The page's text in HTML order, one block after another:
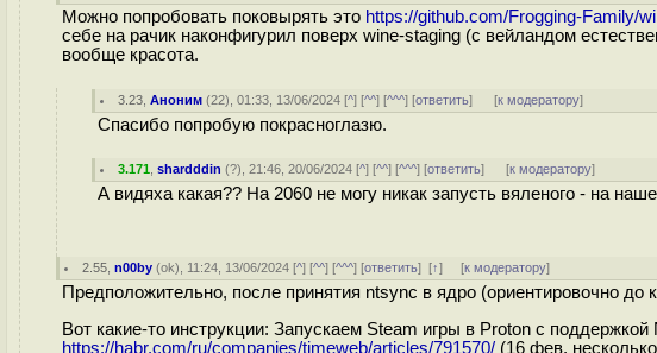
Можно попробовать поковырять это https://github.com/Frogging-Family/
себе на рачик наконфигурил поверх wine-staging (с вейландом
вообще красота.
3.23 ,Аноним (22), 01:33, 13/06/2024 [^] [^^] [^^^] [ответить] [к модератору]
Спасибо попробую покрасноглазю.
3.171 ,shardddin (?), 21:46, 20/06/2024 [^] [^^] [^^^] [ответить] [к модератору]
А видяха какая?? На 2060 не могу никак запусть вяленого - на
2.55 ,n00by (ok), 11:24, 13/06/2024 [^] [^^] [^^^] [ответить][↑] [к модератору]
Предположительно, после принятия ntsync в ядро (ориентировочно до
Вот какие-то инструкции: Запускаем Steam игры в Proton c поддержкой
https://habr.com/ru/companies/timeweb/articles/791570/ (16 фев,